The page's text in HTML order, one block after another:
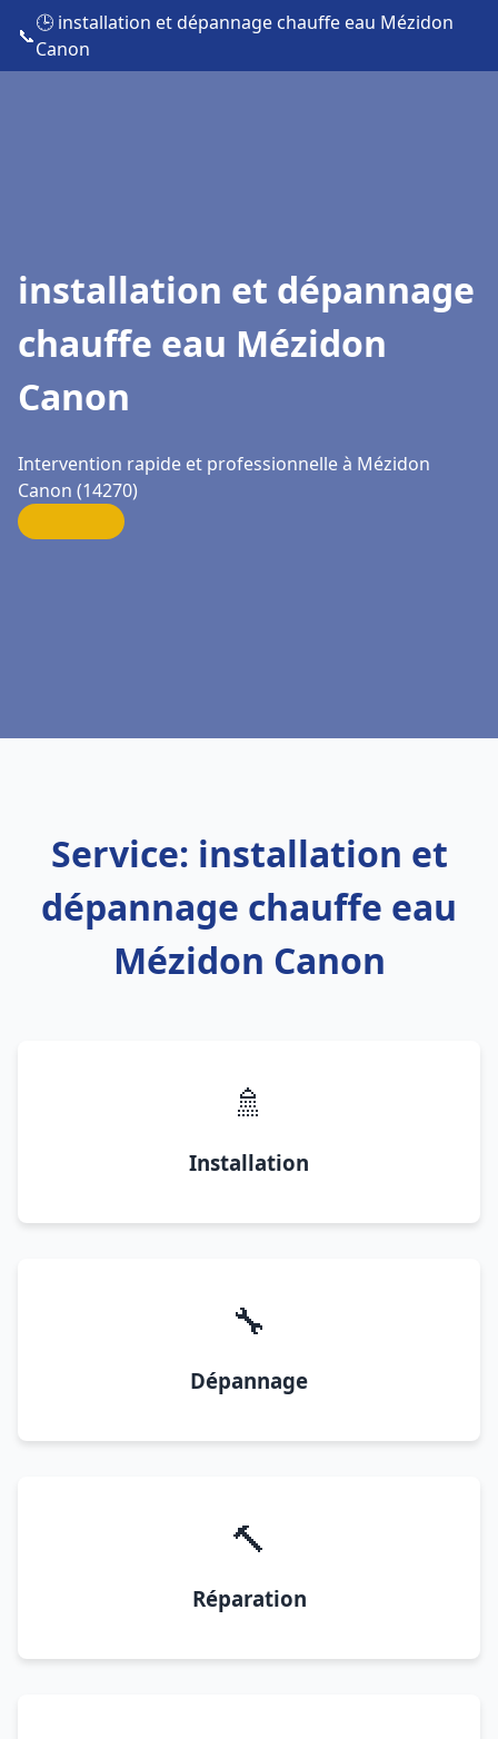
📞
🕒 installation et dépannage chauffe eau Mézidon
Canon
installation et dépannage
chauffe eau Mézidon
Canon
Intervention rapide et professionnelle à Mézidon
Canon (14270)
Service: installation et
dépannage chauffe eau
Mézidon Canon
🚿
Installation
🔧
Dépannage
🔨
Réparation